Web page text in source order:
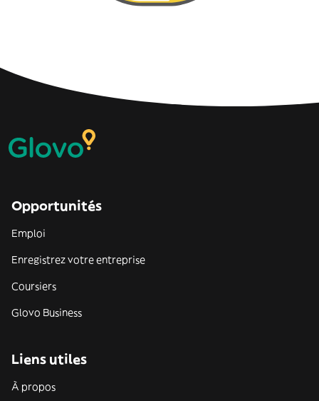
Opportunités
Emploi
Enregistrez votre entreprise
Coursiers
Glovo Business
Liens utiles
À propos